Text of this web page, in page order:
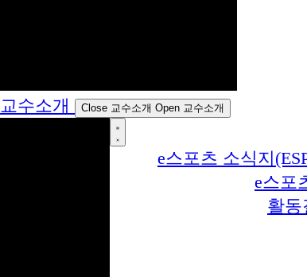
교수소개 Close 교수소개 Open 교수소개
e스포츠 소식지
e스포
활동